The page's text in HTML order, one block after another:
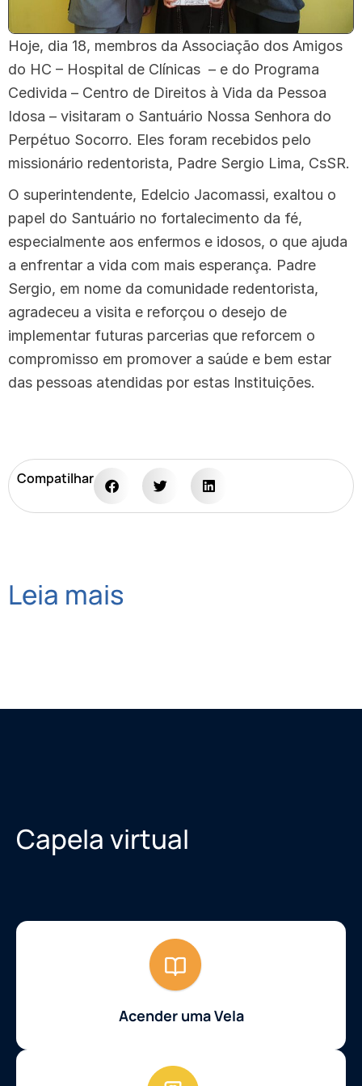
Hoje, dia 18, membros da Associação dos Amigos
do HC – Hospital de Clínicas – e do Programa
Cedivida – Centro de Direitos à Vida da Pessoa
Idosa – visitaram o Santuário Nossa Senhora do
Perpétuo Socorro. Eles foram recebidos pelo
missionário redentorista, Padre Sergio Lima, CsSR.
O superintendente, Edelcio Jacomassi, exaltou o
papel do Santuário no fortalecimento da fé,
especialmente aos enfermos e idosos, o que ajuda
a enfrentar a vida com mais esperança. Padre
Sergio, em nome da comunidade redentorista,
agradeceu a visita e reforçou o desejo de
implementar futuras parcerias que reforcem o
compromisso em promover a saúde e bem estar
das pessoas atendidas por estas Instituições.
Compatilhar
Leia mais
Capela virtual
Acender uma Vela